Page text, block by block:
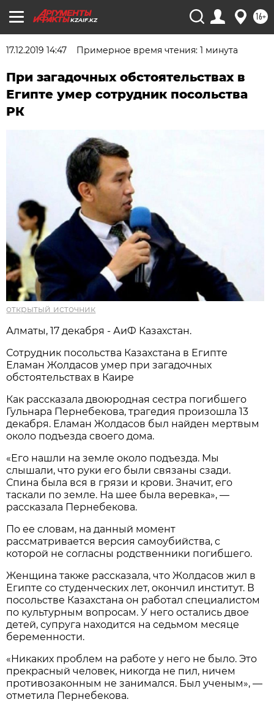
KZAIF.KZ 16+
17.12.2019 14:47 Примерное время чтения: 1 минута
При загадочных обстоятельствах в
Египте умер сотрудник посольства
РК
открытый источник
Алматы, 17 декабря - АиФ Казахстан.
Сотрудник посольства Казахстана в Египте
Еламан Жолдасов умер при загадочных
обстоятельствах в Каире
Как рассказала двоюродная сестра погибшего
Гульнара Пернебекова, трагедия произошла 13
декабря. Еламан Жолдасов был найден мертвым
около подъезда своего дома.
«Его нашли на земле около подъезда. Мы
слышали, что руки его были связаны сзади.
Спина была вся в грязи и крови. Значит, его
таскали по земле. На шее была веревка», —
рассказала Пернебекова.
По ее словам, на данный момент
рассматривается версия самоубийства, с
которой не согласны родственники погибшего.
Женщина также рассказала, что Жолдасов жил в
Египте со студенческих лет, окончил институт. В
посольстве Казахстана он работал специалистом
по культурным вопросам. У него остались двое
детей, супруга находится на седьмом месяце
беременности.
«Никаких проблем на работе у него не было. Это
прекрасный человек, никогда не пил, ничем
противозаконным не занимался. Был ученым», —
отметила Пернебекова.